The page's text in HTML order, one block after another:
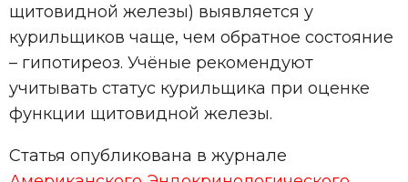
щитовидной железы) выявляется у
курильщиков чаще, чем обратное состояние
– гипотиреоз. Учёные рекомендуют
учитывать статус курильщика при оценке
функции щитовидной железы.
Статья опубликована в журнале